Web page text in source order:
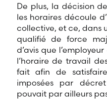
De plus, la décision
les horaires découle
collective, et ce, dans
qualifié de force
d’avis que
l’horaire de travail
fait afin de
imposées par
pouvait par ailleurs